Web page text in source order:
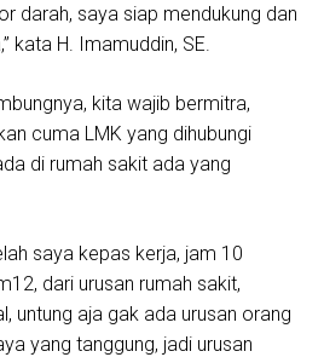
darah, saya siap mendukung dan
kata H. Imamuddin, SE.
kita wajib bermitra,
cuma LMK yang dihubungi
di rumah sakit ada yang
saya kepas kerja, jam 10
dari urusan rumah sakit,
untung aja gak ada urusan orang
yang tanggung, jadi urusan